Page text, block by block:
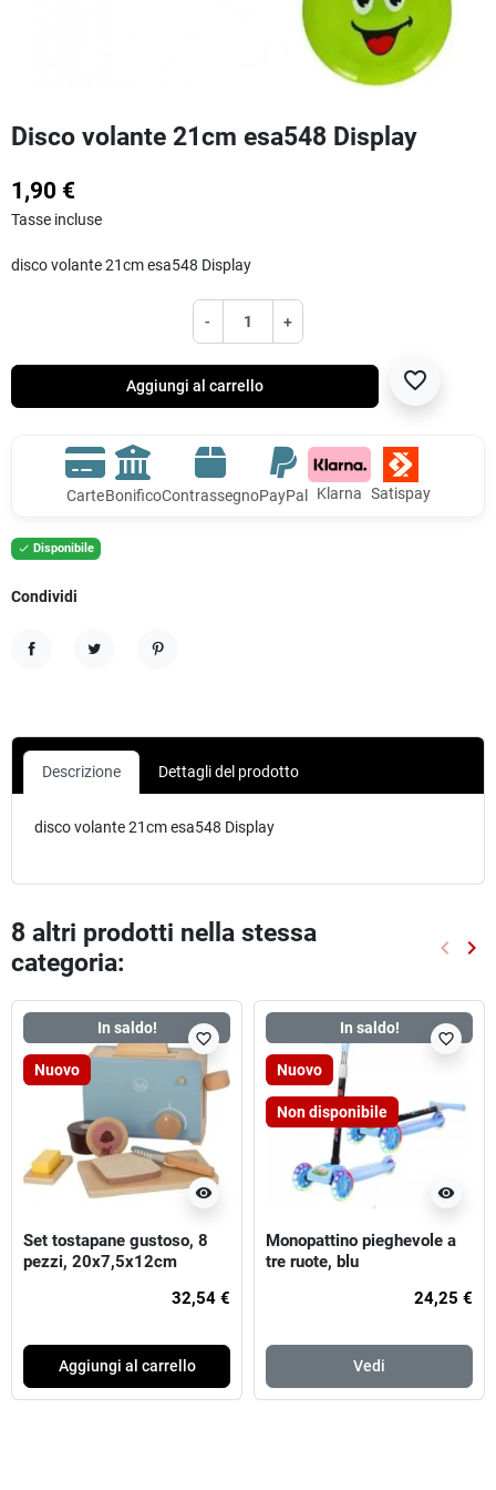
Disco volante 21cm esa548 Display
1,90 €
Tasse incluse
disco volante 21cm esa548 Display
- +
Aggiungi al carrello favorite_border
CarteBonificoContrassegnoPayPal Klarna Satispay
 Disponibile
Condividi
Descrizione Dettagli del prodotto
disco volante 21cm esa548 Display
8 altri prodotti nella stessa
categoria:
keyboard_arrow_left keyboard_arrow_right
In saldo!
Nuovo
visibility
favorite_border
Set tostapane gustoso, 8
pezzi, 20x7,5x12cm
32,54 €
Aggiungi al carrello
In saldo!
Nuovo
Non disponibile
visibility
favorite_border
Monopattino pieghevole a
tre ruote, blu
24,25 €
Vedi